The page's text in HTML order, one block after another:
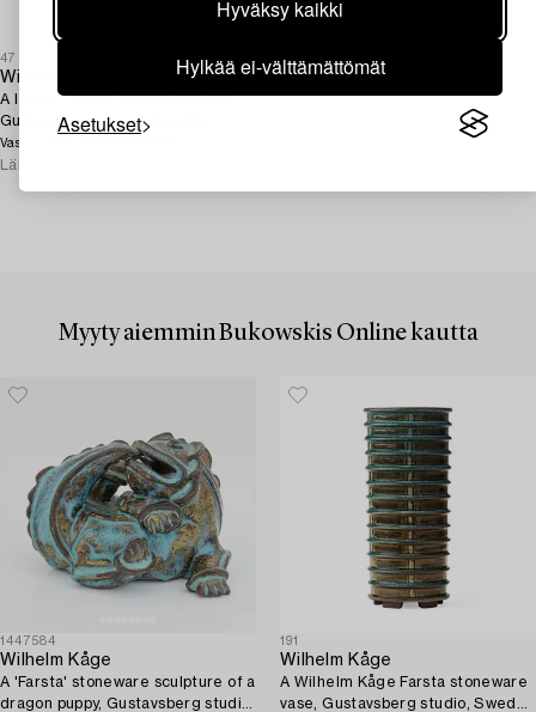
Hyväksy kaikki
Hylkää ei-välttämättömät
Asetukset
47
Wilhelm Kåge
A large "Farsta" stoneware vase,
Gustavsberg studio, Sweden
1960.
Vasarahinta
Lähtöhinta
Myyty aiemmin Bukowskis Online kautta
1447584
Wilhelm Kåge
A 'Farsta' stoneware sculpture of a
dragon puppy, Gustavsberg studio,
191
Wilhelm Kåge
A Wilhelm Kåge Farsta stoneware
vase, Gustavsberg studio, Sweden